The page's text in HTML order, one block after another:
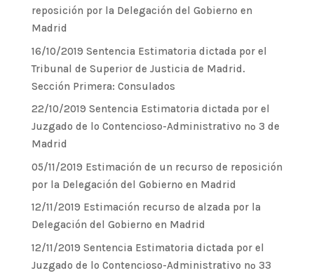
reposición por la Delegación del Gobierno en
Madrid
16/10/2019 Sentencia Estimatoria dictada por el
Tribunal de Superior de Justicia de Madrid.
Sección Primera: Consulados
22/10/2019 Sentencia Estimatoria dictada por el
Juzgado de lo Contencioso-Administrativo nº 3 de
Madrid
05/11/2019 Estimación de un recurso de reposición
por la Delegación del Gobierno en Madrid
12/11/2019 Estimación recurso de alzada por la
Delegación del Gobierno en Madrid
12/11/2019 Sentencia Estimatoria dictada por el
Juzgado de lo Contencioso-Administrativo nº 33